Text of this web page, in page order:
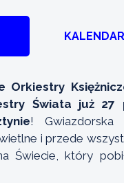
Orkiestry
Świata już
! Gwiazdorska
i przede
Świecie, który